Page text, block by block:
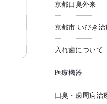
京都口臭外来
京都市 いびき治
入れ歯について
医療機器
口臭・歯周病治